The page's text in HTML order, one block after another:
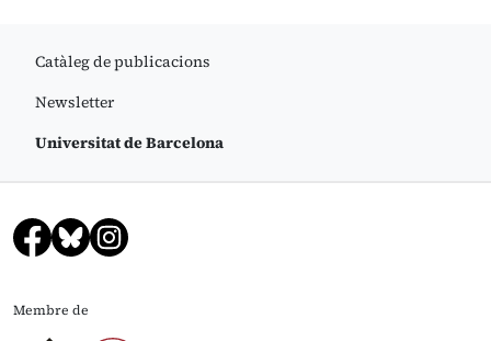
Catàleg de publicacions
Newsletter
Universitat de Barcelona
Membre de